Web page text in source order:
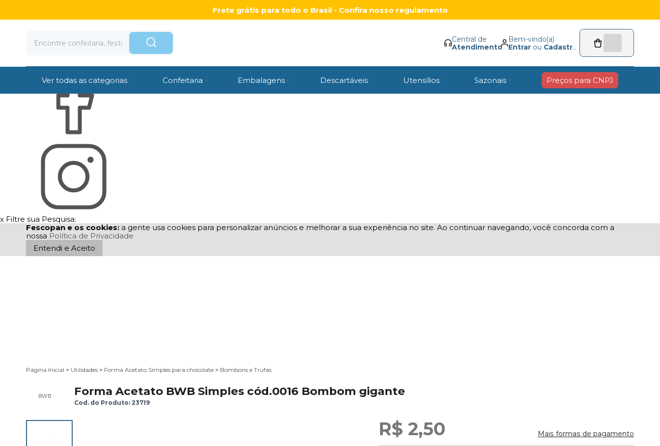
Página Inicial
Fale Conosco
x Filtre sua Pesquisa:
Fescopan e os cookies: a gente usa cookies para personalizar anúncios e melhorar a sua experiência no site. Ao continuar navegando, você concorda com a
nossa Política de Privacidade
Entendi e Aceito
Frete grátis para todo o Brasil - Confira nosso regulamento
Central de
Atendimento
Bem-vindo(a)
Entrar ou Cadastrar
Ver todas as categorias Confeitaria Embalagens Descartáveis Utensílios Sazonais Preços para CNPJ
Página Inicial > Utilidades > Forma Acetato Simples para chocolate > Bombons e Trufas
BWB Forma Acetato BWB Simples cód.0016 Bombom gigante
Cod. do Produto: 23719
R$ 2,50 Mais formas de pagamento